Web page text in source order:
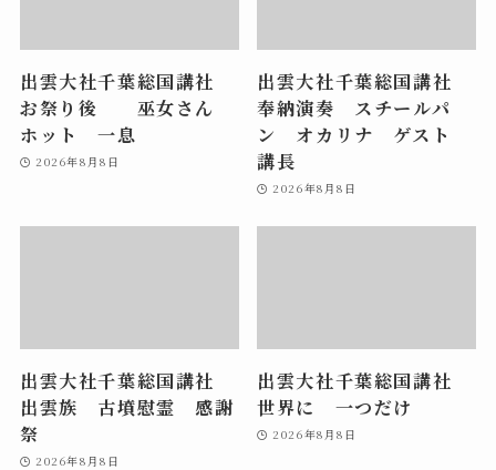
出雲大社千葉総国講社
お祭り後 巫女さん
ホット 一息
2026年8月8日
出雲大社千葉総国講社
奉納演奏 スチールパ
ン オカリナ ゲスト
講長
2026年8月8日
出雲大社千葉総国講社
出雲族 古墳慰霊 感謝
祭
2026年8月8日
出雲大社千葉総国講社
世界に 一つだけ
2026年8月8日